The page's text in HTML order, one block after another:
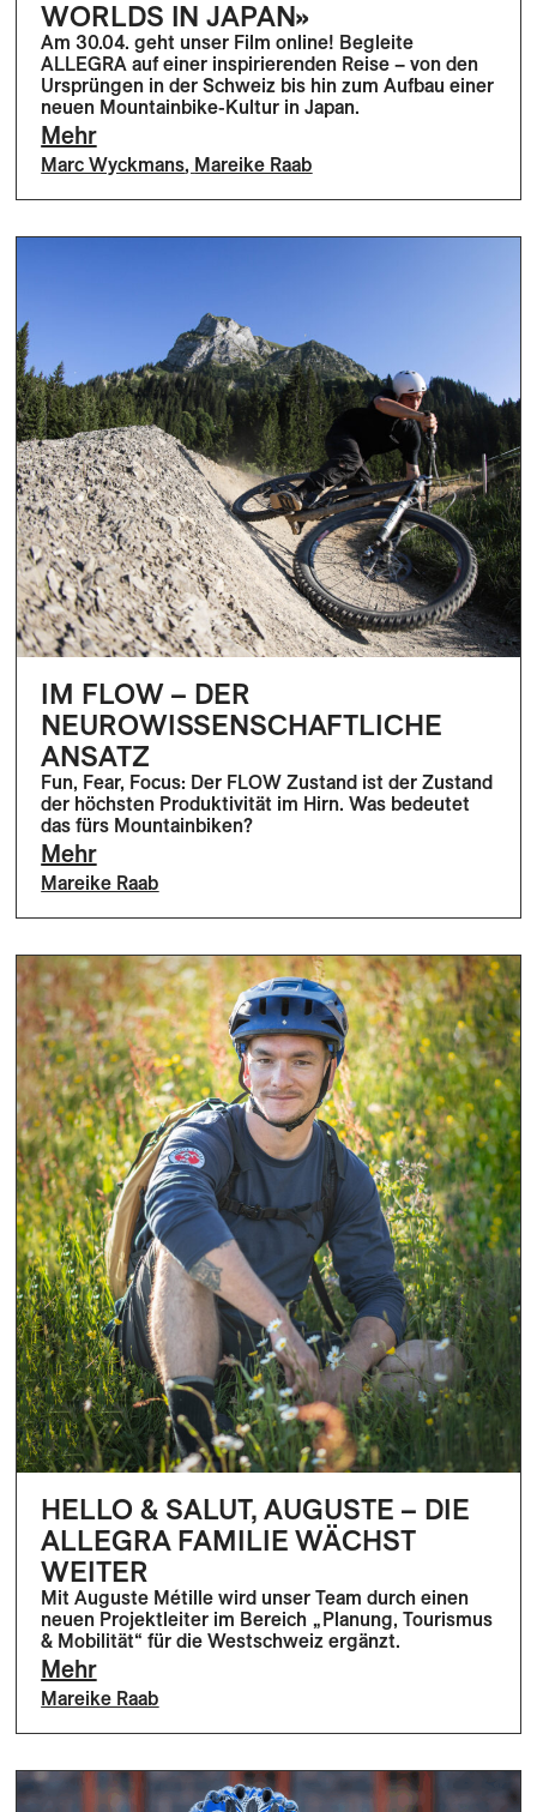
WORLDS IN JAPAN»
Am 30.04. geht unser Film online! Begleite
ALLEGRA auf einer inspirierenden Reise – von den
Ursprüngen in der Schweiz bis hin zum Aufbau einer
neuen Mountainbike-Kultur in Japan.
Mehr
Marc Wyckmans, Mareike Raab
IM FLOW – DER
NEUROWISSENSCHAFTLICHE
ANSATZ
Fun, Fear, Focus: Der FLOW Zustand ist der Zustand
der höchsten Produktivität im Hirn. Was bedeutet
das fürs Mountainbiken?
Mehr
Mareike Raab
HELLO & SALUT, AUGUSTE – DIE
ALLEGRA FAMILIE WÄCHST
WEITER
Mit Auguste Métille wird unser Team durch einen
neuen Projektleiter im Bereich „Planung, Tourismus
& Mobilität“ für die Westschweiz ergänzt.
Mehr
Mareike Raab